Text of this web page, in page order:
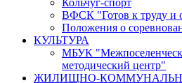
Кольчуг-спорт
ВФСК "Готов к труду и
Положения о
КУЛЬТУРА
МБУК
методический центр"
ЖИЛИЩНО-